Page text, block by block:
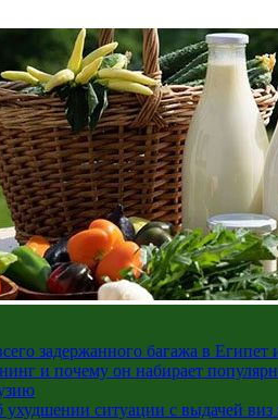
задержанного багажа в
и почему он набирает
ситуации с выдачей